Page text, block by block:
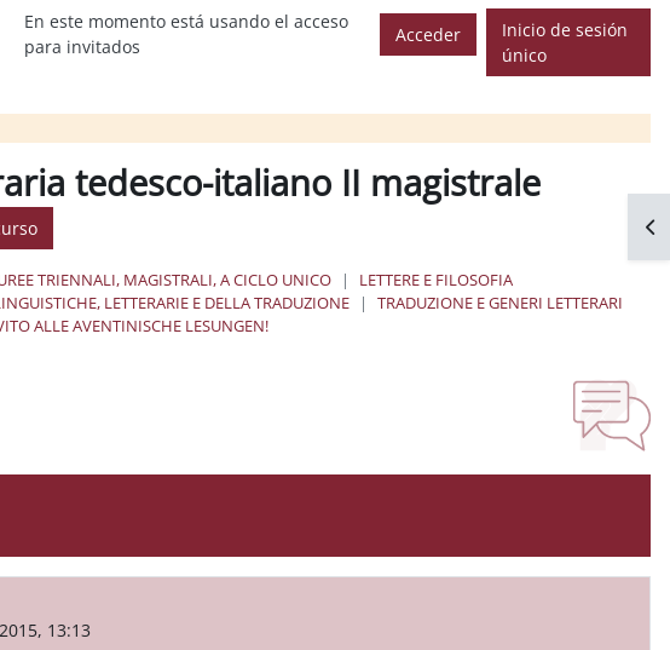
En este momento está usando el acceso
para invitados
Acceder
Inicio de sesión
único
tedesco-italiano II magistrale
TRIENNALI, MAGISTRALI, A CICLO UNICO
LETTERE E FILOSOFIA
LETTERARIE E DELLA TRADUZIONE
TRADUZIONE E GENERI LETTERARI
ALLE AVENTINISCHE LESUNGEN!
13:13